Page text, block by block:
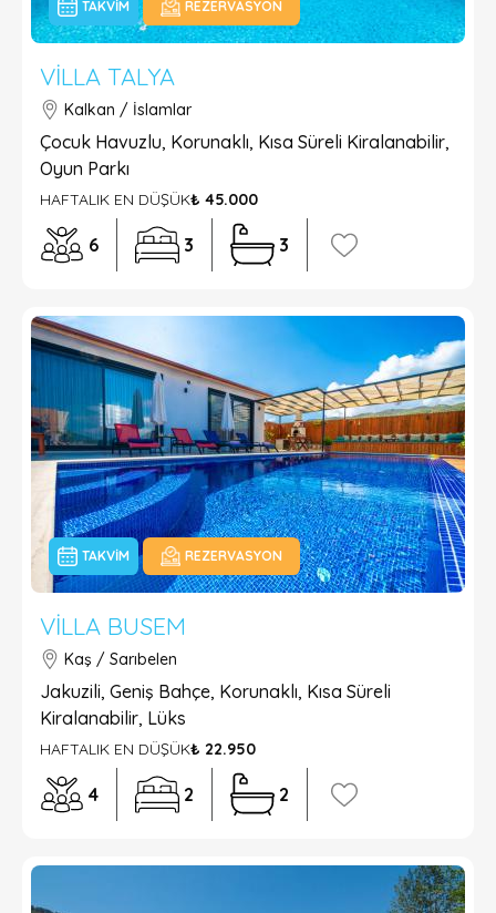
TAKVIM REZERVASYON
VILLA TALYA
Kalkan / İslamlar
Çocuk Havuzlu, Korunaklı, Kısa Süreli Kiralanabilir,
Oyun Parkı
HAFTALIK EN DÜŞÜK₺ 45.000
6 3 3
TAKVIM REZERVASYON
VILLA BUSEM
Kaş / Sarıbelen
Jakuzili, Geniş Bahçe, Korunaklı, Kısa Süreli
Kiralanabilir, Lüks
HAFTALIK EN DÜŞÜK₺ 22.950
4 2 2